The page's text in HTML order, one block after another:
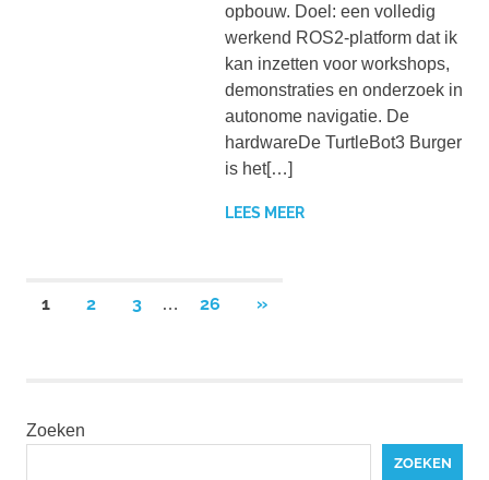
opbouw. Doel: een volledig
werkend ROS2-platform dat ik
kan inzetten voor workshops,
demonstraties en onderzoek in
autonome navigatie. De
hardwareDe TurtleBot3 Burger
is het[…]
LEES MEER
Berichten
1 2 3 … 26
VOLGENDE
»
Zoeken
ZOEKEN